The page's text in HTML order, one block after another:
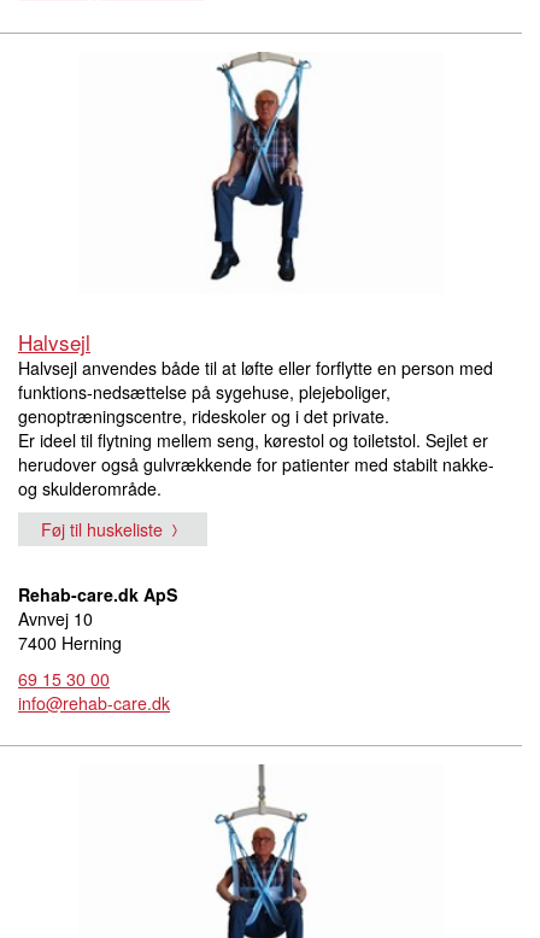
Halvsejl
Halvsejl anvendes både til at løfte eller forflytte en person med
funktions-nedsættelse på sygehuse, plejeboliger,
genoptræningscentre, rideskoler og i det private.
Er ideel til flytning mellem seng, kørestol og toiletstol. Sejlet er
herudover også gulvrækkende for patienter med stabilt nakke-
og skulderområde.
Føj til huskeliste
Rehab-care.dk ApS
Avnvej 10
7400 Herning
69 15 30 00
info@rehab-care.dk